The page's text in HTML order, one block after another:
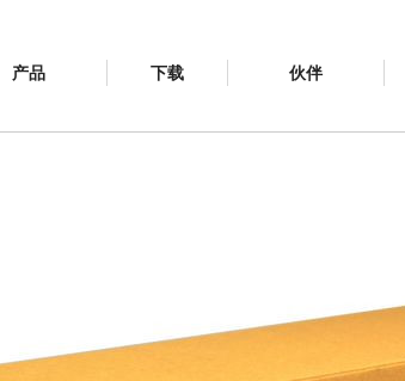
产品 下载 伙伴